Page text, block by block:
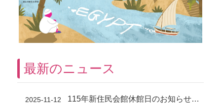
最新のニュース
2025-11-12 115年新住民会館休館日のお知らせ (11-6)